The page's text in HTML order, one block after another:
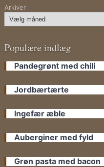
Arkiver
Populære indlæg
Pandegrønt med chili
Jordbærtærte
Ingefær æble
Auberginer med fyld
Grøn pasta med bacon